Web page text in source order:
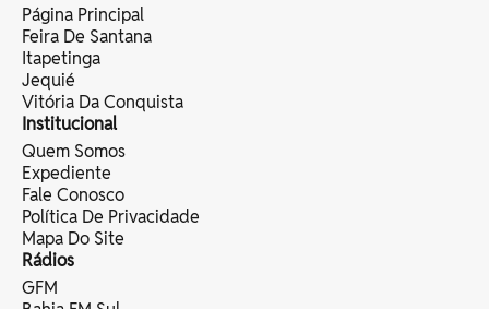
Página Principal
Feira De Santana
Itapetinga
Jequié
Vitória Da Conquista
Institucional
Quem Somos
Expediente
Fale Conosco
Política De Privacidade
Mapa Do Site
Rádios
GFM